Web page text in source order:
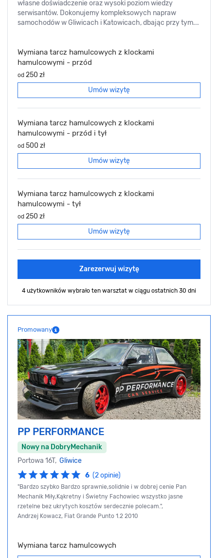
własne doświadczenie oraz wysoki poziom wiedzy
serwisantów. Dokonujemy kompleksowych napraw
samochodów w Gliwicach i Katowicach, dbając przy tym...
Wymiana tarcz hamulcowych z klockami
hamulcowymi - przód
od 250 zł
Umów wizytę
Wymiana tarcz hamulcowych z klockami
hamulcowymi - przód i tył
od 500 zł
Umów wizytę
Wymiana tarcz hamulcowych z klockami
hamulcowymi - tył
od 250 zł
Umów wizytę
Zarezerwuj wizytę
4 użytkowników wybrało ten warsztat w ciągu ostatnich 30 dni
Promowany
PP PERFORMANCE
Nowy na DobryMechanik
Portowa 16T, Gliwice
6 (2 opinie)
"Bardzo szybko Bardzo sprawnie,solidnie i w dobrej cenie Pan
Mechanik Miły,Kąkretny i Świetny Fachowiec wszystko jasne
rzetelne bez ukrytych kosztów serdecznie polecam.",
Andrzej Kowacz, Fiat Grande Punto 1.2 2010
Wymiana tarcz hamulcowych